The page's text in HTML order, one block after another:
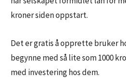
kroner siden oppstart.
Det er gratis å opprette bruker
begynne med så lite som 1000
med investering hos dem.